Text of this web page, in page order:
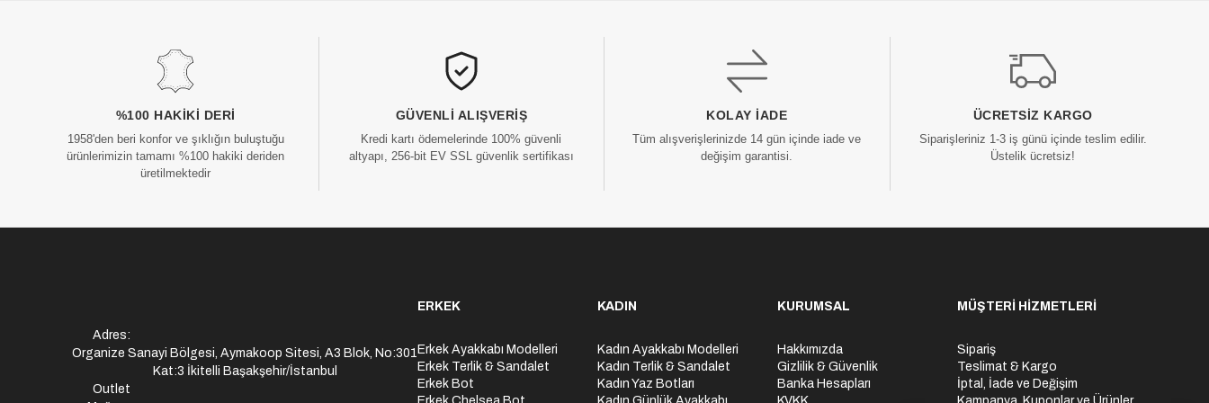
%100 HAKIKI DERI
1958'den beri konfor ve şıklığın buluştuğu
ürünlerimizin tamamı %100 hakiki deriden
üretilmektedir
GÜVENLI ALIŞVERIŞ
Kredi kartı ödemelerinde 100% güvenli
altyapı, 256-bit EV SSL güvenlik sertifikası
KOLAY İADE
Tüm alışverişlerinizde 14 gün içinde iade ve
değişim garantisi.
ÜCRETSIZ KARGO
Siparişleriniz 1-3 iş günü içinde teslim edilir.
Üstelik ücretsiz!
Adres:
Organize Sanayi Bölgesi, Aymakoop Sitesi, A3 Blok, No:301
Kat:3 İkitelli Başakşehir/İstanbul
Outlet
ERKEK
Erkek Ayakkabı Modelleri
Erkek Terlik & Sandalet
Erkek Bot
KADIN
Kadın Ayakkabı Modelleri
Kadın Terlik & Sandalet
Kadın Yaz Botları
KURUMSAL
Hakkımızda
Gizlilik & Güvenlik
Banka Hesapları
MÜŞTERİ HİZMETLERİ
Sipariş
Teslimat & Kargo
İptal, İade ve Değişim